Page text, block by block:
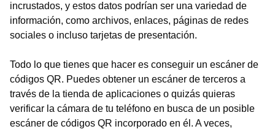
incrustados, y estos datos podrían ser una variedad de
información, como archivos, enlaces, páginas de redes
sociales o incluso tarjetas de presentación.
Todo lo que tienes que hacer es conseguir un escáner de
códigos QR. Puedes obtener un escáner de terceros a
través de la tienda de aplicaciones o quizás quieras
verificar la cámara de tu teléfono en busca de un posible
escáner de códigos QR incorporado en él. A veces,